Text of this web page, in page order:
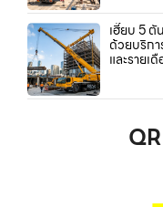
เฮี๊ยบ 5
ด้วยบริกา
และรายเ